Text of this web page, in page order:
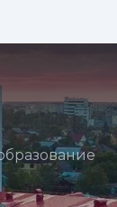
Цвет: